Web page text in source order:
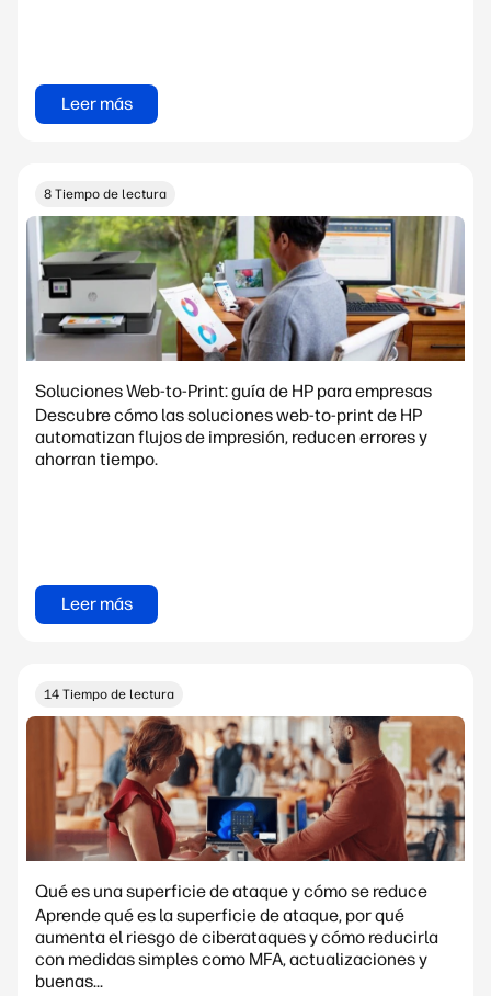
Leer más
8 Tiempo de lectura
Soluciones Web-to-Print: guía de HP para empresas
Descubre cómo las soluciones web-to-print de HP
automatizan flujos de impresión, reducen errores y
ahorran tiempo.
Leer más
14 Tiempo de lectura
Qué es una superficie de ataque y cómo se reduce
Aprende qué es la superficie de ataque, por qué
aumenta el riesgo de ciberataques y cómo reducirla
con medidas simples como MFA, actualizaciones y
buenas...